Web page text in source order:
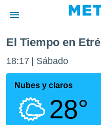
de
por
que se
calidad.
El Tiempo en
18:17 Sábado
Nubes y claros
28°